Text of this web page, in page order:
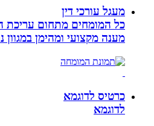
מעגל עורכי דין
כל המומחים מתחום עריכת
מענה מקצועי ומהימן במגוון
כרטיס לדוגמא
לדוגמא